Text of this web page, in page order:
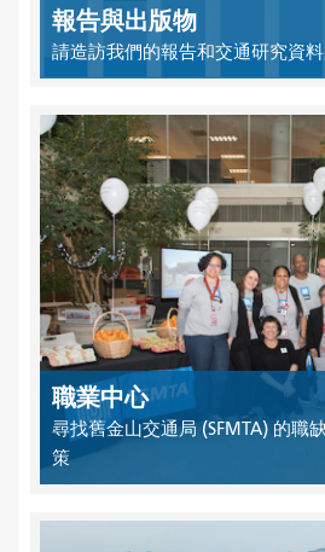
報告與出版物
請造訪我們的報告和交通研究資
職業中心
尋找舊金山交通局 (SFMTA) 的職
策